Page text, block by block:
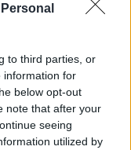
to third parties, or
information for
below opt-out
note that after your
seeing
utilized by